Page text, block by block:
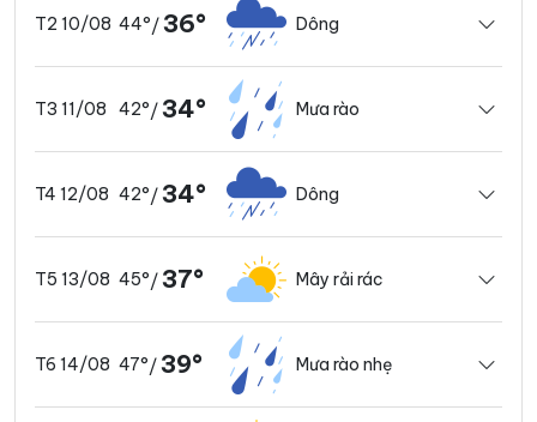
T2 10/08 44°/ 36° Dông
T3 11/08 42°/ 34° Mưa rào
T4 12/08 42°/ 34° Dông
T5 13/08 45°/ 37° Mây rải rác
T6 14/08 47°/ 39° Mưa rào nhẹ